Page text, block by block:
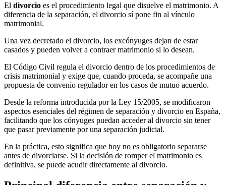
El divorcio es el procedimiento legal que disuelve el matrimonio. A
diferencia de la separación, el divorcio sí pone fin al vínculo
matrimonial.
Una vez decretado el divorcio, los excónyuges dejan de estar
casados y pueden volver a contraer matrimonio si lo desean.
El Código Civil regula el divorcio dentro de los procedimientos de
crisis matrimonial y exige que, cuando proceda, se acompañe una
propuesta de convenio regulador en los casos de mutuo acuerdo.
Desde la reforma introducida por la Ley 15/2005, se modificaron
aspectos esenciales del régimen de separación y divorcio en España,
facilitando que los cónyuges puedan acceder al divorcio sin tener
que pasar previamente por una separación judicial.
En la práctica, esto significa que hoy no es obligatorio separarse
antes de divorciarse. Si la decisión de romper el matrimonio es
definitiva, se puede acudir directamente al divorcio.